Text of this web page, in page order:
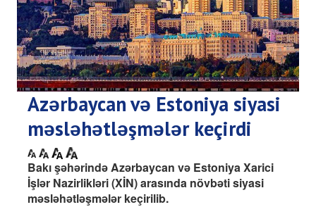
Azərbaycan və Estoniya siyasi
məsləhətləşmələr keçirdi
Bakı şəhərində Azərbaycan və Estoniya Xarici
İşlər Nazirlikləri (XİN) arasında növbəti siyasi
məsləhətləşmələr keçirilib.